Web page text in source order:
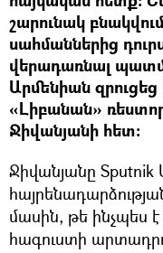
շարունակ
սահմաններից
վերադառնալ
Արմենիան
«Լիբանան»
Ջիվանյանի հետ:
Ջիվանյանը
մասին, թե ինչպես է
հագուստի